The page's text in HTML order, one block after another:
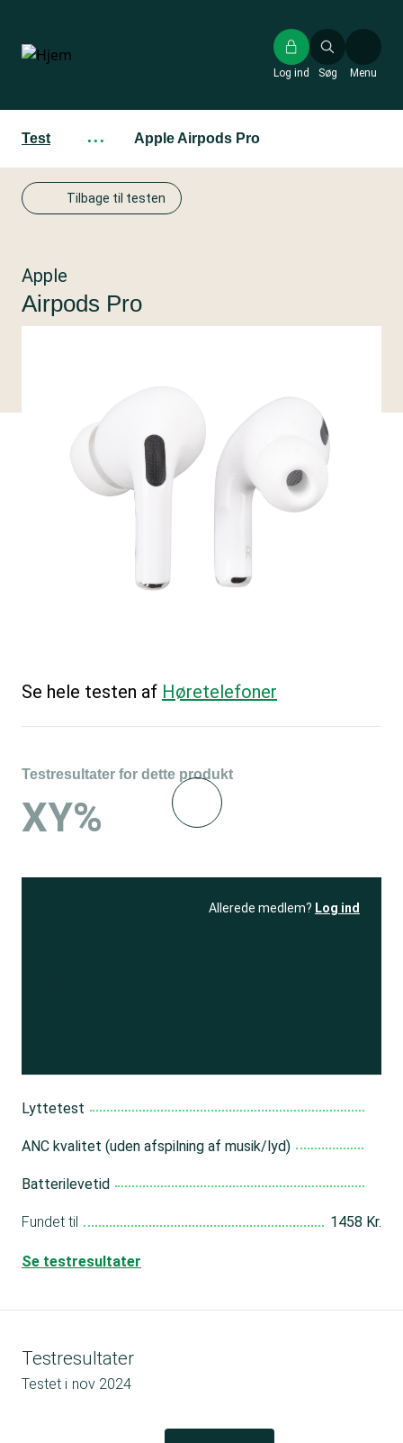
hovedindhold
Søg
Log ind Menu
Test ··· Apple Airpods Pro
Tilbage til testen
Apple
Airpods Pro
Se hele testen af Høretelefoner
Testresultater for dette produkt
XY%
Allerede medlem? Log ind
Lyttetest
ANC kvalitet (uden afspilning af musik/lyd)
Batterilevetid
Fundet til 1458 Kr.
Se testresultater
Testresultater
Testet i nov 2024